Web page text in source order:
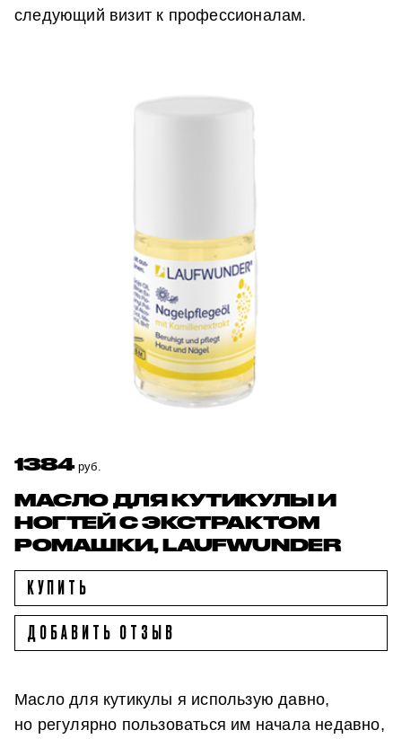
следующий визит к профессионалам.
1384 руб.
МАСЛО ДЛЯ КУТИКУЛЫ И
НОГТЕЙ С ЭКСТРАКТОМ
РОМАШКИ, LAUFWUNDER
КУПИТЬ
ДОБАВИТЬ ОТЗЫВ
Масло для кутикулы я использую давно,
но регулярно пользоваться им начала недавно,